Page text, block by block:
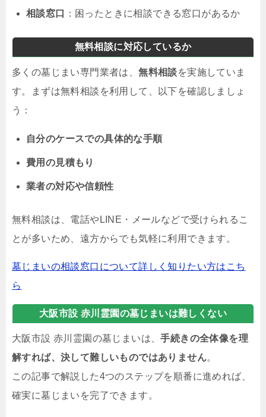
相談窓口 ：困ったときに相談できる窓口があるか
無料相談に対応しているか
多くの墓じまい専門業者は、無料相談を実施していま
す。まずは無料相談を利用して、以下を確認しましょ
う：
自分のケースでの具体的な手順
費用の見積もり
業者の対応や信頼性
無料相談は、電話やLINE・メールなどで受けられるこ
とが多いため、遠方からでも気軽に利用できます。
墓じまいの相談窓口について詳しく知りたい方はこち
ら
大阪市設 赤川霊園の墓じまいは難しくない
大阪市設 赤川霊園の墓じまいは、手続きの全体像を理
解すれば、決して難しいものではありません。
この記事で解説した4つのステップを順番に進めれば、
確実に墓じまいを完了できます。